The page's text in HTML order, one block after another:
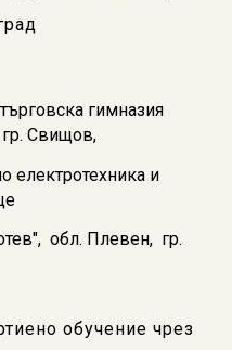
гимназия
Свищов,
електротехника и
обл. Плевен, гр.
обучение чрез